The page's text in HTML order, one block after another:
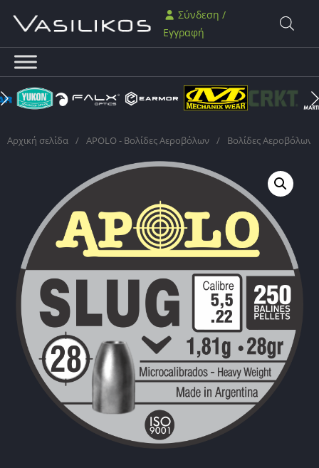
Σύνδεση /
Εγγραφή
Αρχική σελίδα / APOLO - Βολίδες Αεροβόλων / Βολίδες Αεροβόλων